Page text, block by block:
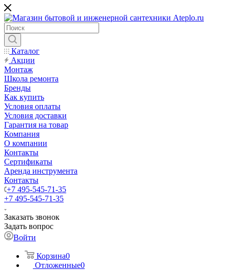
Каталог
Акции
Монтаж
Школа ремонта
Бренды
Как купить
Условия оплаты
Условия доставки
Гарантия на товар
Компания
О компании
Контакты
Сертификаты
Аренда инструмента
Контакты
+7 495-545-71-35
+7 495-545-71-35
Заказать звонок
Задать вопрос
Войти
Корзина0
Отложенные0